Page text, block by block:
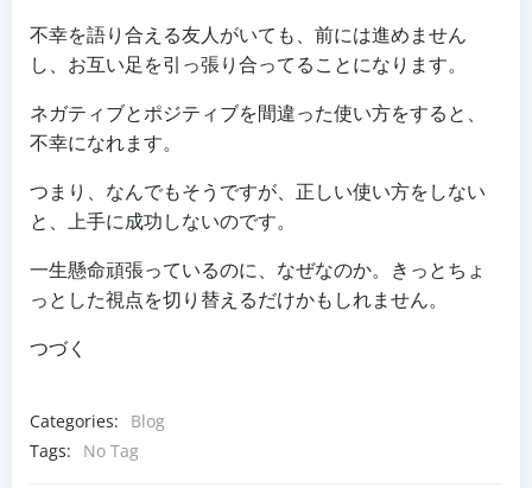
不幸を語り合える友人がいても、前には進めません
し、お互い足を引っ張り合ってることになります。
ネガティブとポジティブを間違った使い方をすると、
不幸になれます。
つまり、なんでもそうですが、正しい使い方をしない
と、上手に成功しないのです。
一生懸命頑張っているのに、なぜなのか。きっとちょ
っとした視点を切り替えるだけかもしれません。
つづく
Categories:
Blog
Tags:
No Tag